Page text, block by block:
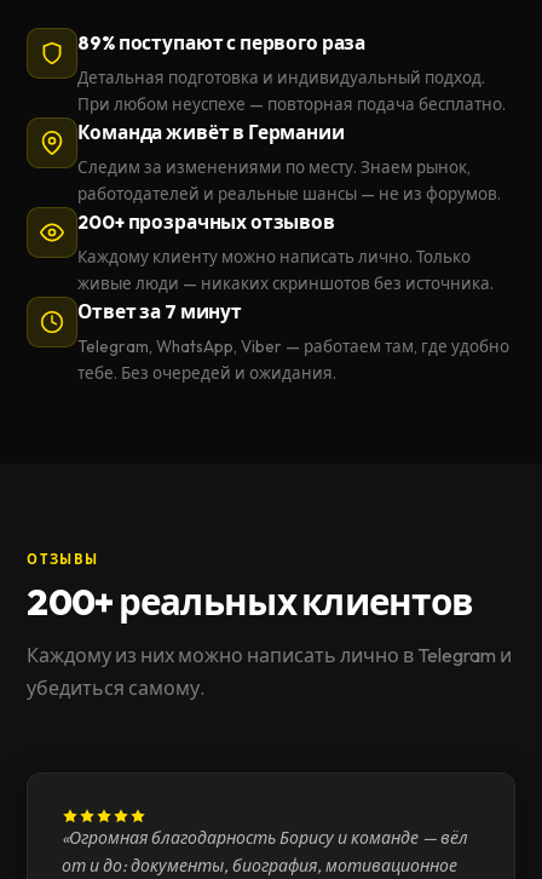
89% поступают с первого раза
Детальная подготовка и индивидуальный подход.
При любом неуспехе — повторная подача бесплатно.
Команда живёт в Германии
Следим за изменениями по месту. Знаем рынок,
работодателей и реальные шансы — не из форумов.
200+ прозрачных отзывов
Каждому клиенту можно написать лично. Только
живые люди — никаких скриншотов без источника.
Ответ за 7 минут
Telegram, WhatsApp, Viber — работаем там, где удобно
тебе. Без очередей и ожидания.
ОТЗЫВЫ
200+ реальных клиентов
Каждому из них можно написать лично в Telegram и
убедиться самому.
«Огромная благодарность Борису и команде — вёл
от и до: документы, биография, мотивационное